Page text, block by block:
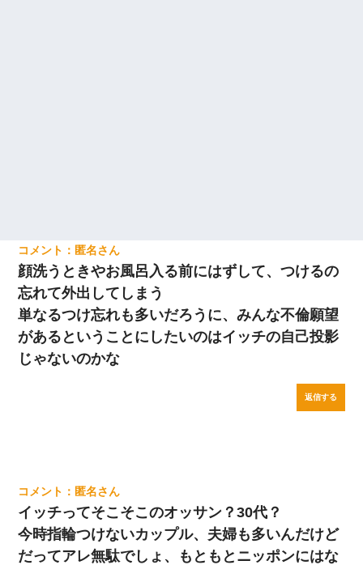
匿名
顔洗うときやお風呂入る前にはずして、つけるの
忘れて外出してしまう
単なるつけ忘れも多いだろうに、みんな不倫願望
があるということにしたいのはイッチの自己投影
じゃないのかな
返信する
匿名
イッチってそこそこのオッサン？30代？
今時指輪つけないカップル、夫婦も多いんだけど
だってアレ無駄でしょ、もともとニッポンにはな